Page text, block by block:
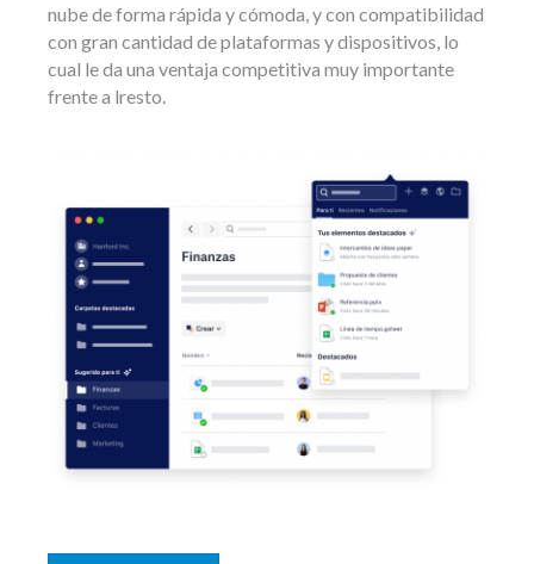
nube de forma rápida y cómoda, y con compatibilidad
con gran cantidad de plataformas y dispositivos, lo
cual le da una ventaja competitiva muy importante
frente a lresto.